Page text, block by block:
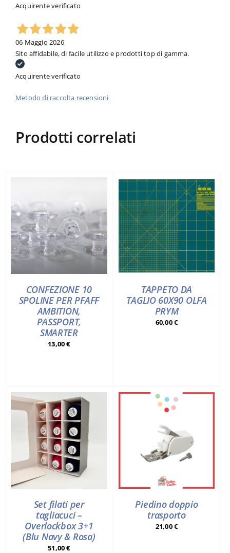
Acquirente verificato
06 Maggio 2026
Sito affidabile, di facile utilizzo e prodotti top di gamma.
Acquirente verificato
Metodo di raccolta recensioni
Prodotti correlati
CONFEZIONE 10
SPOLINE PER PFAFF
AMBITION,
PASSPORT,
SMARTER
13,00€
TAPPETO DA
TAGLIO 60X90 OLFA
PRYM
60,00€
Set filati per
tagliacuci –
Overlockbox 3+1
(Blu Navy & Rosa)
51,00€
Piedino doppio
trasporto
21,00€